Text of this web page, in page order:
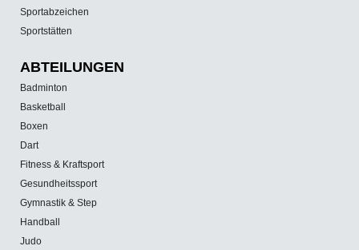
Sportabzeichen
Sportstätten
ABTEILUNGEN
Badminton
Basketball
Boxen
Dart
Fitness & Kraftsport
Gesundheitssport
Gymnastik & Step
Handball
Judo